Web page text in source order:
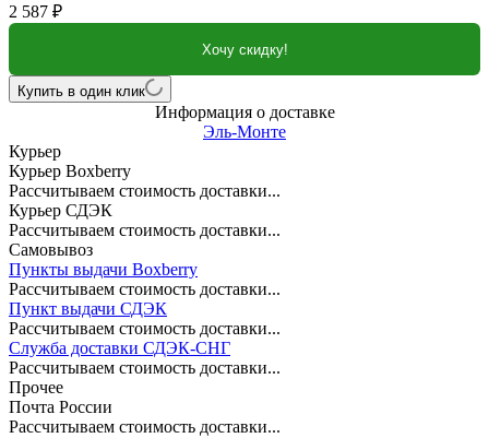
2 587 ₽
Хочу скидку!
Купить в один клик
Информация о доставке
Эль-Монте
Курьер
Курьер Boxberry
Рассчитываем стоимость доставки...
Курьер СДЭК
Рассчитываем стоимость доставки...
Самовывоз
Пункты выдачи Boxberry
Рассчитываем стоимость доставки...
Пункт выдачи СДЭК
Рассчитываем стоимость доставки...
Служба доставки СДЭК-СНГ
Рассчитываем стоимость доставки...
Прочее
Почта России
Рассчитываем стоимость доставки...